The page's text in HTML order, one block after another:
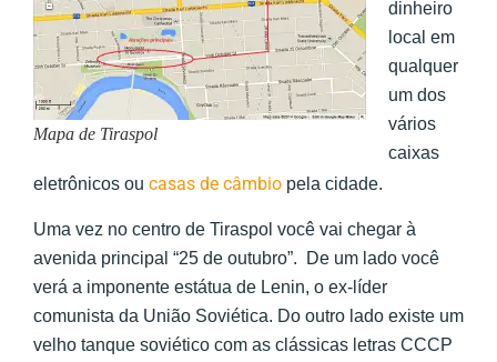
Mapa de Tiraspol
dinheiro
local em
qualquer
um dos
vários
caixas
eletrônicos ou casas de câmbio pela cidade.
Uma vez no centro de Tiraspol você vai chegar à
avenida principal “25 de outubro”. De um lado você
verá a imponente estátua de Lenin, o ex-líder
comunista da União Soviética. Do outro lado existe um
velho tanque soviético com as clássicas letras CCCP